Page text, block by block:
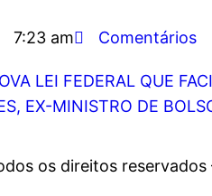
7:23 am Comentários
LEI FEDERAL QUE
EX-MINISTRO DE
os direitos reservados